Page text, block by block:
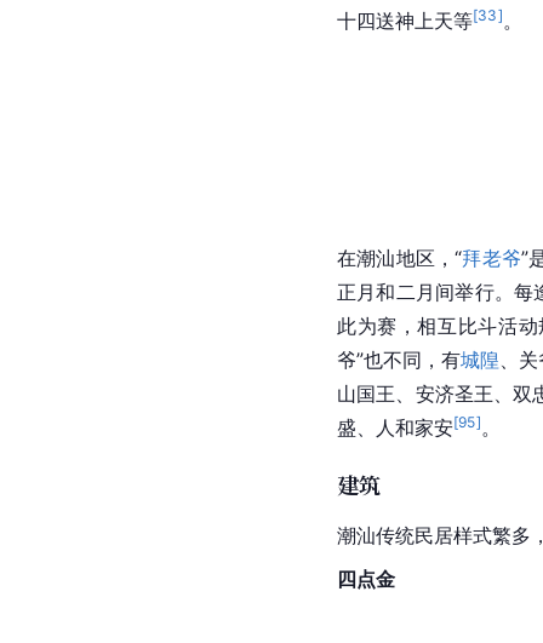
十四送神上天等[33] 。
在潮汕地区 ，“拜老爷”
正月和二月间举行。每
此为赛，相互比斗活
爷”也不同，有城隍
山国王、安济圣王、双
盛 、人和家安[95] 。
建筑
潮汕传统民居样式繁多
四点金